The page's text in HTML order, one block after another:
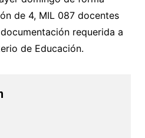
de 4, MIL 087 docentes
requerida a
de Educación.